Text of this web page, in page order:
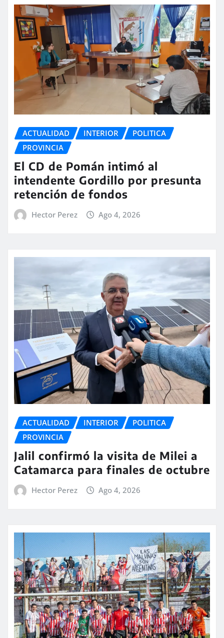
ACTUALIDAD INTERIOR
POLITICA
PROVINCIA
El CD de Pomán intimó al
intendente Gordillo por presunta
retención de fondos
Hector Perez Ago 4, 2026
ACTUALIDAD INTERIOR
POLITICA
PROVINCIA
Jalil confirmó la visita de Milei a
Catamarca para finales de octubre
Hector Perez Ago 4, 2026